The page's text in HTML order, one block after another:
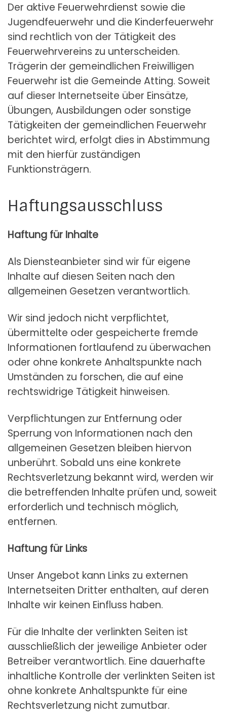
Der aktive Feuerwehrdienst sowie die
Jugendfeuerwehr und die Kinderfeuerwehr
sind rechtlich von der Tätigkeit des
Feuerwehrvereins zu unterscheiden.
Trägerin der gemeindlichen Freiwilligen
Feuerwehr ist die Gemeinde Atting. Soweit
auf dieser Internetseite über Einsätze,
Übungen, Ausbildungen oder sonstige
Tätigkeiten der gemeindlichen Feuerwehr
berichtet wird, erfolgt dies in Abstimmung
mit den hierfür zuständigen
Funktionsträgern.
Haftungsausschluss
Haftung für Inhalte
Als Diensteanbieter sind wir für eigene
Inhalte auf diesen Seiten nach den
allgemeinen Gesetzen verantwortlich.
Wir sind jedoch nicht verpflichtet,
übermittelte oder gespeicherte fremde
Informationen fortlaufend zu überwachen
oder ohne konkrete Anhaltspunkte nach
Umständen zu forschen, die auf eine
rechtswidrige Tätigkeit hinweisen.
Verpflichtungen zur Entfernung oder
Sperrung von Informationen nach den
allgemeinen Gesetzen bleiben hiervon
unberührt. Sobald uns eine konkrete
Rechtsverletzung bekannt wird, werden wir
die betreffenden Inhalte prüfen und, soweit
erforderlich und technisch möglich,
entfernen.
Haftung für Links
Unser Angebot kann Links zu externen
Internetseiten Dritter enthalten, auf deren
Inhalte wir keinen Einfluss haben.
Für die Inhalte der verlinkten Seiten ist
ausschließlich der jeweilige Anbieter oder
Betreiber verantwortlich. Eine dauerhafte
inhaltliche Kontrolle der verlinkten Seiten ist
ohne konkrete Anhaltspunkte für eine
Rechtsverletzung nicht zumutbar.